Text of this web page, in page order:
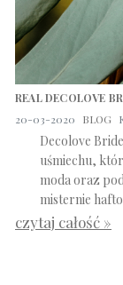
REAL DECOLOVE
20-03-2020
BLOG
Decolove
uśmiechu,
moda oraz
misternie
czytaj całość »